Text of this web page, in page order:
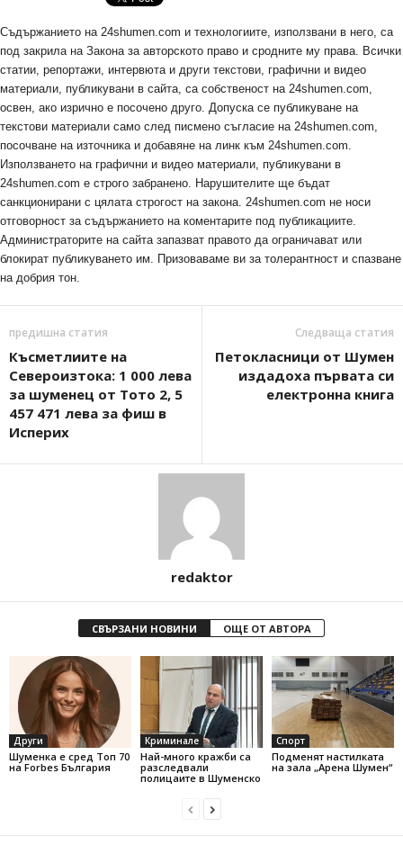
Съдържанието на 24shumen.com и технологиите, използвани в него, са
под закрила на Закона за авторското право и сродните му права. Всички
статии, репортажи, интервюта и други текстови, графични и видео
материали, публикувани в сайта, са собственост на 24shumen.com,
освен, ако изрично е посочено друго. Допуска се публикуване на
текстови материали само след писмено съгласие на 24shumen.com,
посочване на източника и добавяне на линк към 24shumen.com.
Използването на графични и видео материали, публикувани в
24shumen.com е строго забранено. Нарушителите ще бъдат
санкционирани с цялата строгост на закона. 24shumen.com не носи
отговорност за съдържанието на коментарите под публикациите.
Администраторите на сайта запазват правото да ограничават или
блокират публикуването им. Призоваваме ви за толерантност и спазване
на добрия тон.
предишна статия
Късметлиите на
Североизтока: 1 000 лева
за шуменец от Тото 2, 5
457 471 лева за фиш в
Исперих
Следваща статия
Петокласници от Шумен
издадоха първата си
електронна книга
redaktor
СВЪРЗАНИ НОВИНИ ОЩЕ ОТ АВТОРА
Други
Шуменка е сред Топ 70
на Forbes България
Криминале
Най-много кражби са
разследвали
полицаите в Шуменско
Спорт
Подменят настилката
на зала „Арена Шумен“